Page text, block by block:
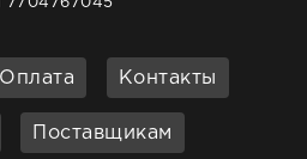
7704767045
Оплата Контакты
Поставщикам